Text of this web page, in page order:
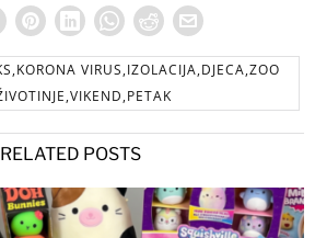
VIRUS,IZOLACIJA,DJECA,ZOO
RELATED POSTS